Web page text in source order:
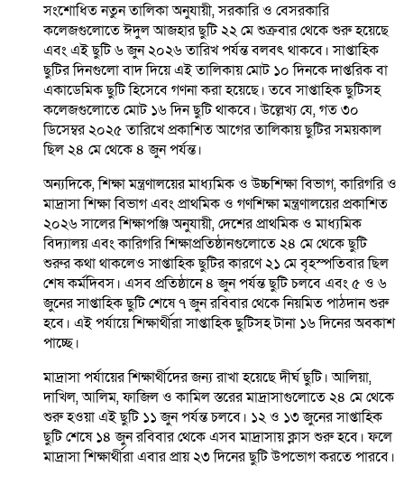
সংশোধিত নতুন তালিকা অনুযায়ী, সরকারি ও বেসরকারি
কলেজগুলোতে ঈদুল আজহার ছুটি ২২ মে শুক্রবার থেকে শুরু হয়েছে
এবং এই ছুটি ৬ জুন ২০২৬ তারিখ পর্যন্ত বলবৎ থাকবে। সাপ্তাহিক
ছুটির দিনগুলো বাদ দিয়ে এই তালিকায় মোট ১০ দিনকে দাপ্তরিক বা
একাডেমিক ছুটি হিসেবে গণনা করা হয়েছে। তবে সাপ্তাহিক ছুটিসহ
কলেজগুলোতে মোট ১৬ দিন ছুটি থাকবে। উল্লেখ্য যে, গত ৩০
ডিসেম্বর ২০২৫ তারিখে প্রকাশিত আগের তালিকায় ছুটির সময়কাল
ছিল ২৪ মে থেকে ৪ জুন পর্যন্ত।
অন্যদিকে, শিক্ষা মন্ত্রণালয়ের মাধ্যমিক ও উচ্চশিক্ষা বিভাগ, কারিগরি ও
মাদ্রাসা শিক্ষা বিভাগ এবং প্রাথমিক ও গণশিক্ষা মন্ত্রণালয়ের প্রকাশিত
২০২৬ সালের শিক্ষাপঞ্জি অনুযায়ী, দেশের প্রাথমিক ও মাধ্যমিক
বিদ্যালয় এবং কারিগরি শিক্ষাপ্রতিষ্ঠানগুলোতে ২৪ মে থেকে ছুটি
শুরুর কথা থাকলেও সাপ্তাহিক ছুটির কারণে ২১ মে বৃহস্পতিবার ছিল
শেষ কর্মদিবস। এসব প্রতিষ্ঠানে ৪ জুন পর্যন্ত ছুটি চলবে এবং ৫ ও ৬
জুনের সাপ্তাহিক ছুটি শেষে ৭ জুন রবিবার থেকে নিয়মিত পাঠদান শুরু
হবে। এই পর্যায়ে শিক্ষার্থীরা সাপ্তাহিক ছুটিসহ টানা ১৬ দিনের অবকাশ
পাচ্ছে।
মাদ্রাসা পর্যায়ের শিক্ষার্থীদের জন্য রাখা হয়েছে দীর্ঘ ছুটি। আলিয়া,
দাখিল, আলিম, ফাজিল ও কামিল স্তরের মাদ্রাসাগুলোতে ২৪ মে থেকে
শুরু হওয়া এই ছুটি ১১ জুন পর্যন্ত চলবে। ১২ ও ১৩ জুনের সাপ্তাহিক
ছুটি শেষে ১৪ জুন রবিবার থেকে এসব মাদ্রাসায় ক্লাস শুরু হবে। ফলে
মাদ্রাসা শিক্ষার্থীরা এবার প্রায় ২৩ দিনের ছুটি উপভোগ করতে পারবে।